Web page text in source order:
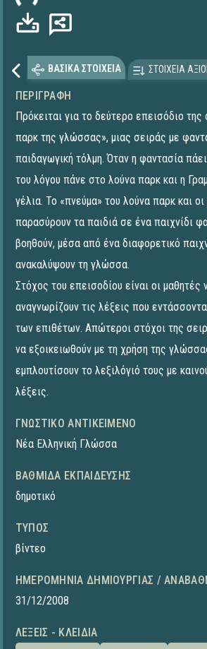
ΒΑΣΙΚΑ ΣΤΟΙΧΕΙΑ ΣΤΟΙΧΕΙΑ
ΠΕΡΙΓΡΑΦΉ
Πρόκειται για το δεύτερο επεισόδιο
παρκ της γλώσσας», μιας σειράς με
παιδαγωγική τόλμη. Όταν η φαντασία
του λόγου πάνε στο λούνα παρκ και η
γέλια. Το «πνεύμα» του λούνα παρκ και οι
παρασύρουν τα παιδιά σε ένα παιχνίδι
βοηθούν, μέσα από ένα διαφορετικό
ανακαλύψουν τη γλώσσα.
Στόχος του επεισοδίου είναι οι μαθητές
αναγνωρίζουν τις λέξεις που
των επιθέτων. Απώτεροι στόχοι της
να εξοικειωθούν με τη χρήση της
εμπλουτίσουν το λεξιλόγιό τους με
λέξεις.
ΓΝΩΣΤΙΚΌ ΑΝΤΙΚΕΊΜΕΝΟ
Νέα Ελληνική Γλώσσα
ΒΑΘΜΊΔΑ ΕΚΠΑΊΔΕΥΣΗΣ
δημοτικό
ΤΎΠΟΣ
βίντεο
ΗΜΕΡΟΜΗΝΊΑ ΔΗΜΙΟΥΡΓΊΑΣ /
31/12/2008
ΛΈΞΕΙΣ - ΚΛΕΙΔΙΆ